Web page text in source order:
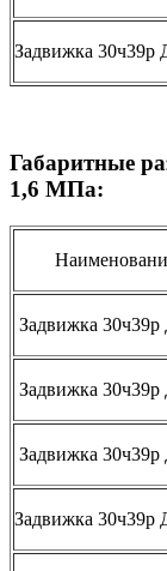
Задвижка 30ч39р
Габаритные
1,6 МПа:
Задвижка 30ч39р
Задвижка 30ч39р
Задвижка 30ч39р
Задвижка 30ч39р